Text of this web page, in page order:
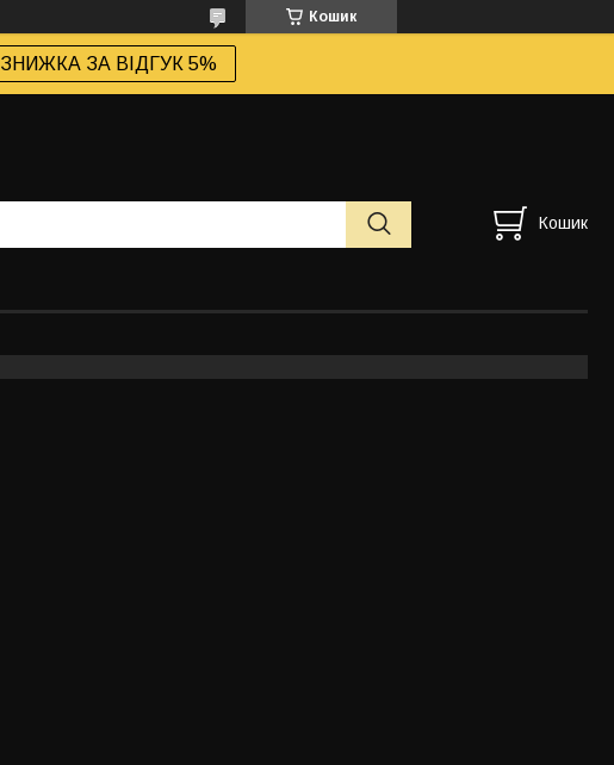
Кошик
ЗНИЖКА ЗА ВІДГУК 5%
Кошик